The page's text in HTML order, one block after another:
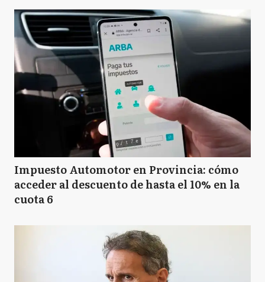
Impuesto Automotor en Provincia: cómo
acceder al descuento de hasta el 10% en la
cuota 6